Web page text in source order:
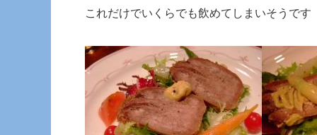
これだけでいくらでも飲めてしまいそうです